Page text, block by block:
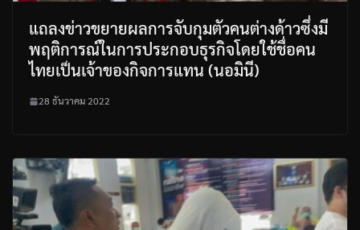
แถลงข่าวขยายผลการจับกุมตัวคนต่างด้าวซึ่งมี
พฤติการณ์ในการประกอบธุรกิจโดยใช้ชื่อคน
ไทยเป็นเจ้าของกิจการแทน (นอมินี)
28 ธันวาคม 2022